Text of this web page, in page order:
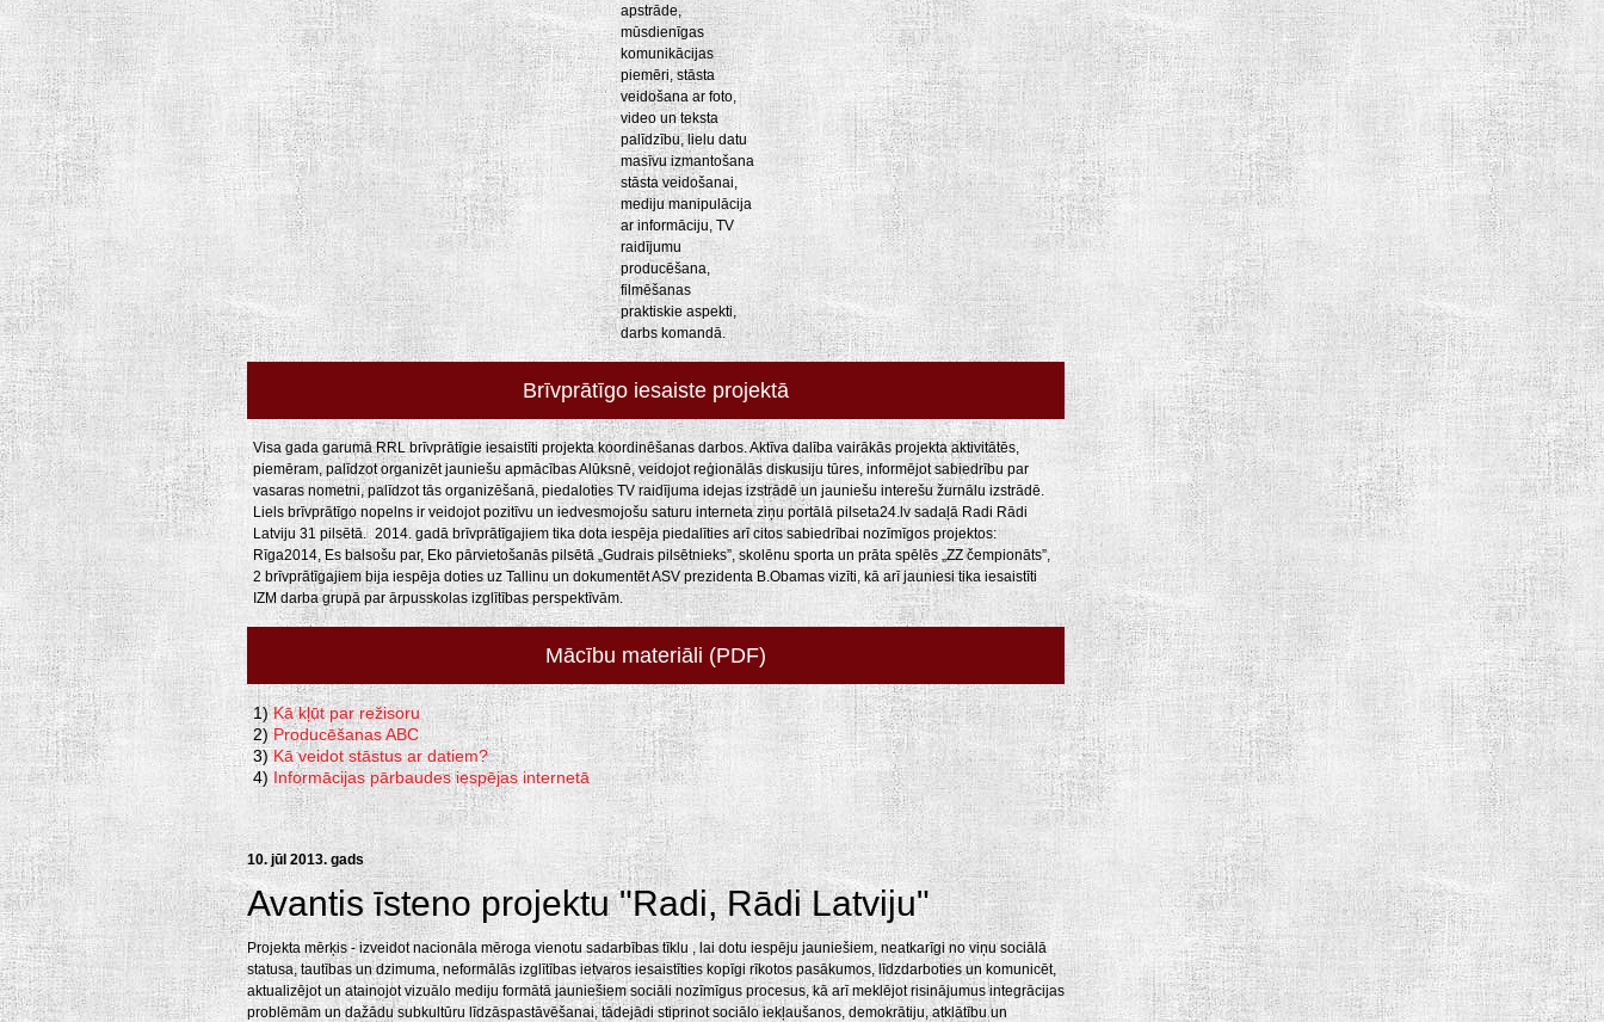
apstrāde,
mūsdienīgas
komunikācijas
piemēri, stāsta
veidošana ar foto,
video un teksta
palīdzību, lielu datu
masīvu izmantošana
stāsta veidošanai,
mediju manipulācija
ar informāciju, TV
raidījumu
producēšana,
filmēšanas
praktiskie aspekti,
darbs komandā.
Brīvprātīgo iesaiste projektā
Visa gada garumā RRL brīvprātīgie iesaistīti projekta koordinēšanas darbos. Aktīva dalība vairākās projekta aktivitātēs,
piemēram, palīdzot organizēt jauniešu apmācības Alūksnē, veidojot reģionālās diskusiju tūres, informējot sabiedrību par
vasaras nometni, palīdzot tās organizēšanā, piedaloties TV raidījuma idejas izstrādē un jauniešu interešu žurnālu izstrādē.
Liels brīvprātīgo nopelns ir veidojot pozitīvu un iedvesmojošu saturu interneta ziņu portālā pilseta24.lv sadaļā Radi Rādi
Latviju 31 pilsētā. 2014. gadā brīvprātīgajiem tika dota iespēja piedalīties arī citos sabiedrībai nozīmīgos projektos:
Rīga2014, Es balsošu par, Eko pārvietošanās pilsētā „Gudrais pilsētnieks”, skolēnu sporta un prāta spēlēs „ZZ čempionāts”,
2 brīvprātīgajiem bija iespēja doties uz Tallinu un dokumentēt ASV prezidenta B.Obamas vizīti, kā arī jauniesi tika iesaistīti
IZM darba grupā par ārpusskolas izglītības perspektīvām.
Mācību materiāli (PDF)
1)Kā kļūt par režisoru
2)Producēšanas ABC
3)Kā veidot stāstus ar datiem?
4) Informācijas pārbaudes iespējas internetā
10. jūl 2013. gads
Avantis īsteno projektu "Radi, Rādi Latviju"
Projekta mērķis - izveidot nacionāla mēroga vienotu sadarbības tīklu , lai dotu iespēju jauniešiem, neatkarīgi no viņu sociālā
statusa, tautības un dzimuma, neformālās izglītības ietvaros iesaistīties kopīgi rīkotos pasākumos, līdzdarboties un komunicēt,
aktualizējot un atainojot vizuālo mediju formātā jauniešiem sociāli nozīmīgus procesus, kā arī meklējot risinājumus integrācijas
problēmām un dažādu subkultūru līdzāspastāvēšanai, tādejādi stiprinot sociālo iekļaušanos, demokrātiju, atklātību un